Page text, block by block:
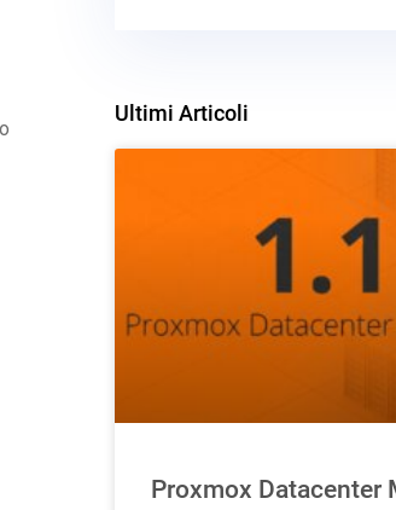
Ultimi Articoli
Proxmox Datacenter